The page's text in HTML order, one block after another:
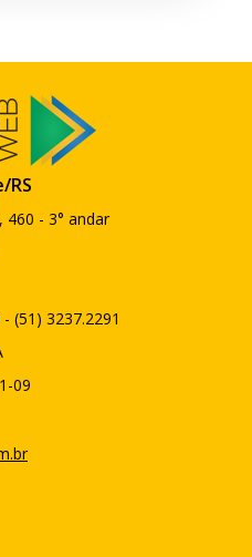
RS
460 - 3° andar
(51) 3237.2291
09